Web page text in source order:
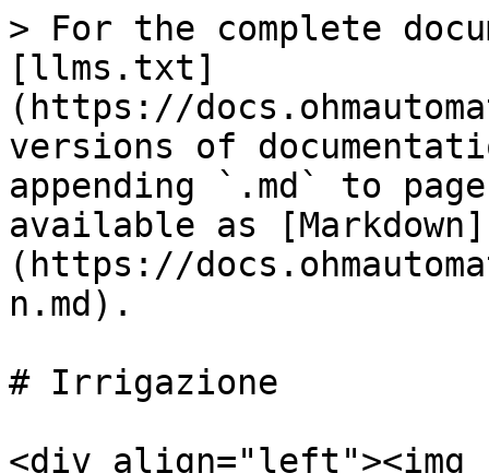
> For the complete
[llms.txt]
(https://
versions of
appending `.md` to
available as [Markdown]
(https://
n.md).
# Irrigazione
<div align="left"><img